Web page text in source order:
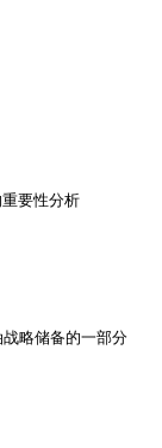
要性分析
略储备的一部分